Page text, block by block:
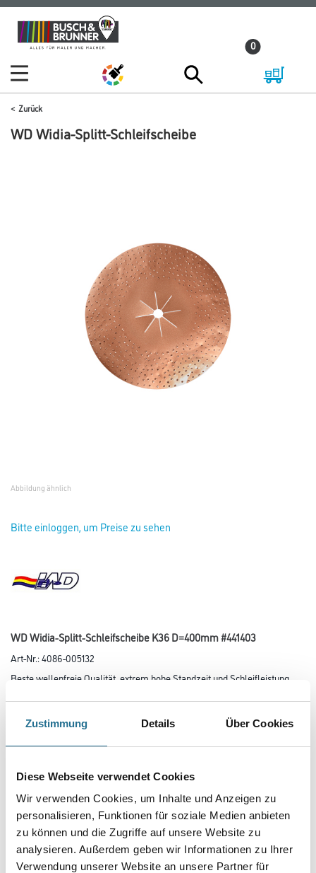
Zustimmung Details Über Cookies
Diese Webseite verwendet Cookies
Wir verwenden Cookies, um Inhalte und Anzeigen zu
personalisieren, Funktionen für soziale Medien anbieten
zu können und die Zugriffe auf unsere Website zu
analysieren. Außerdem geben wir Informationen zu Ihrer
Verwendung unserer Website an unsere Partner für
Zum
Inhalt
Zum
Navigationsmenü
0
Zurück
WD Widia-Splitt-Schleifscheibe
Abbildung ähnlich
Bitte einloggen, um Preise zu sehen
WD Widia-Splitt-Schleifscheibe K36 D=400mm #441403
Art-Nr.:4086-005132
Beste wellenfreie Qualität, extrem hohe Standzeit und Schleifleistung,
Abtragsleistung. Streuen Sie bei weichen Klebstoffresten vor dem
Schleifen Quarzsand ein. Das verhindert weitgehend eine
Verklebung der Schleifscheibe. Zum Anschleifen von Estrichen und
Durchmesser in millimeter
Körnung